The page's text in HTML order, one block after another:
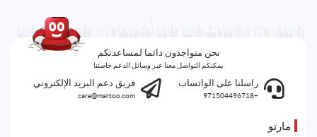
نحن متواجدون دائما لمساعدتكم
يمكنكم التواصل معنا عبر وسائل الدعم خاصتنا
راسلنا على الواتساب
+971504496718
فريق دعم البريد الإلكتروني
care@martoo.com
مارتو